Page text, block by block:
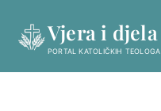
content
Vjera i djela
PORTAL KATOLIČKIH TEOLOGA